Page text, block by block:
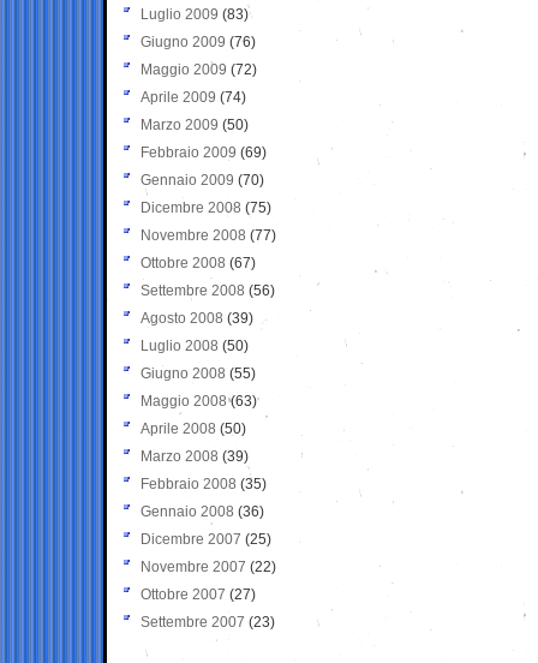
Luglio 2009 (83)
Giugno 2009 (76)
Maggio 2009 (72)
Aprile 2009 (74)
Marzo 2009 (50)
Febbraio 2009 (69)
Gennaio 2009 (70)
Dicembre 2008 (75)
Novembre 2008 (77)
Ottobre 2008 (67)
Settembre 2008 (56)
Agosto 2008 (39)
Luglio 2008 (50)
Giugno 2008 (55)
Maggio 2008(63)
Aprile 2008 (50)
Marzo 2008 (39)
Febbraio 2008 (35)
Gennaio 2008 (36)
Dicembre 2007 (25)
Novembre 2007 (22)
Ottobre 2007 (27)
Settembre 2007 (23)